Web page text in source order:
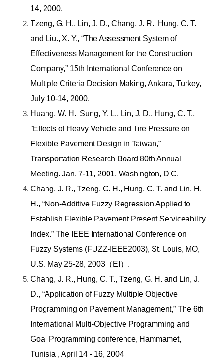
14, 2000.
Tzeng, G. H., Lin, J. D., Chang, J. R., Hung, C. T.
and Liu., X. Y., “The Assessment System of
Effectiveness Management for the Construction
Company,” 15th International Conference on
Multiple Criteria Decision Making, Ankara, Turkey,
July 10-14, 2000.
Huang, W. H., Sung, Y. L., Lin, J. D., Hung, C. T.,
“Effects of Heavy Vehicle and Tire Pressure on
Flexible Pavement Design in Taiwan,”
Transportation Research Board 80th Annual
Meeting. Jan. 7-11, 2001, Washington, D.C.
Chang, J. R., Tzeng, G. H., Hung, C. T. and Lin, H.
H., “Non-Additive Fuzzy Regression Applied to
Establish Flexible Pavement Present Serviceability
Index,” The IEEE International Conference on
Fuzzy Systems (FUZZ-IEEE2003), St. Louis, MO,
U.S. May 25-28, 2003（EI）.
Chang, J. R., Hung, C. T., Tzeng, G. H. and Lin, J.
D., “Application of Fuzzy Multiple Objective
Programming on Pavement Management,” The 6th
International Multi-Objective Programming and
Goal Programming conference, Hammamet,
Tunisia , April 14 - 16, 2004